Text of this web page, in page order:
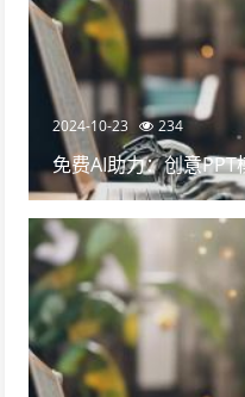
2024-10-23 234
免费AI助力：创意